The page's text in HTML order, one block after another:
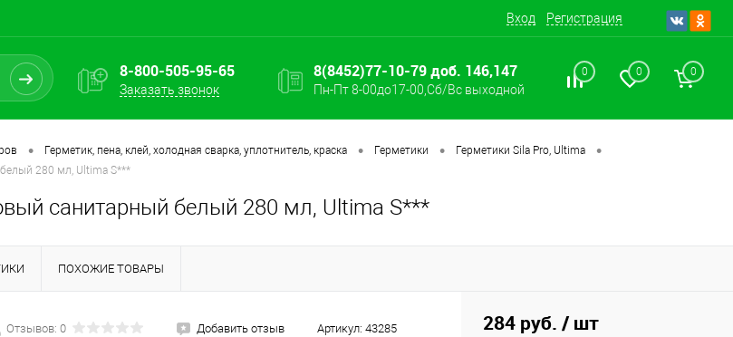
Вход Регистрация
8-800-505-95-65
Заказать звонок
8(8452)77-10-79 доб. 146,147
Пн-Пт 8-00до17-00,Сб/Вс выходной
0 0 0
• Герметик, пена, клей, холодная сварка, уплотнитель, краска • Герметики • Герметики Sila Pro, Ultima •
280 мл, Ultima S***
санитарный белый 280 мл, Ultima S***
ПОХОЖИЕ ТОВАРЫ
Отзывов: 0 Добавить отзыв Артикул: 43285 284 руб. / шт